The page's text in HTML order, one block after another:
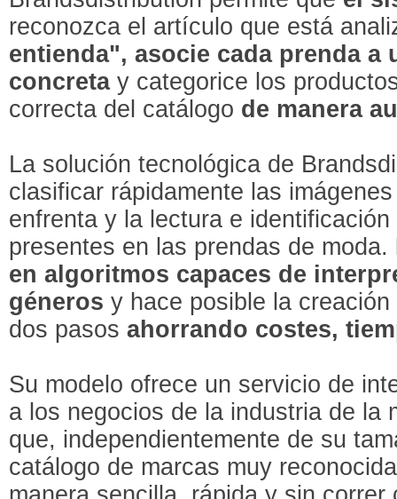
reconozca el artículo que está
entienda", asocie cada prenda a
concretay categorice los
correcta del catálogo de manera
La solución tecnológica de
clasificar rápidamente las
enfrenta y la lectura e
presentes en las prendas de moda.
en algoritmos capaces de
géneros y hace posible la
dos pasosahorrando costes,
Su modelo ofrece un servicio de
a los negocios de la industria de la
que, independientemente de su
catálogo de marcas muy